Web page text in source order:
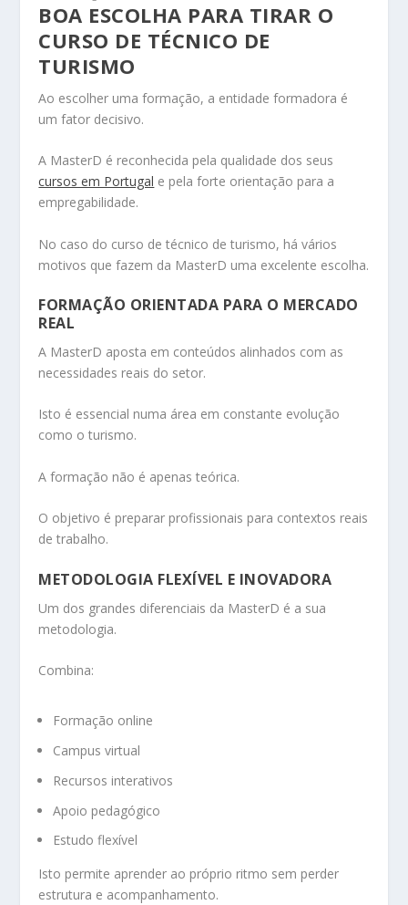
BOA ESCOLHA PARA TIRAR O
CURSO DE TÉCNICO DE
TURISMO
Ao escolher uma formação, a entidade formadora é
um fator decisivo.
A MasterD é reconhecida pela qualidade dos seus
cursos em Portugal e pela forte orientação para a
empregabilidade.
No caso do curso de técnico de turismo, há vários
motivos que fazem da MasterD uma excelente escolha.
FORMAÇÃO ORIENTADA PARA O MERCADO
REAL
A MasterD aposta em conteúdos alinhados com as
necessidades reais do setor.
Isto é essencial numa área em constante evolução
como o turismo.
A formação não é apenas teórica.
O objetivo é preparar profissionais para contextos reais
de trabalho.
METODOLOGIA FLEXÍVEL E INOVADORA
Um dos grandes diferenciais da MasterD é a sua
metodologia.
Combina:
Formação online
Campus virtual
Recursos interativos
Apoio pedagógico
Estudo flexível
Isto permite aprender ao próprio ritmo sem perder
estrutura e acompanhamento.